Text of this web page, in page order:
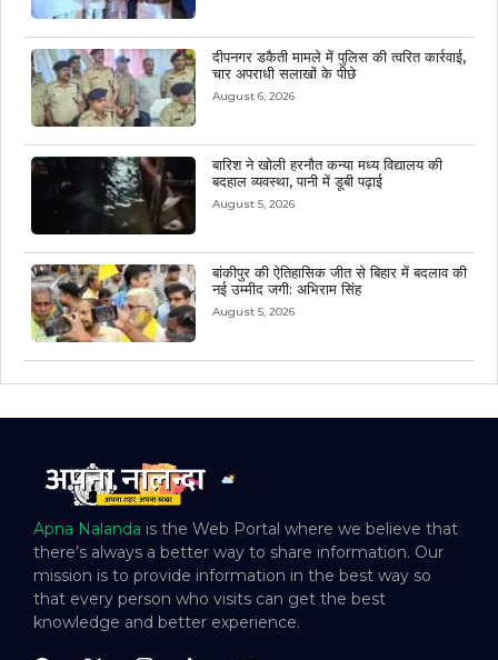
दीपनगर डकैती मामले में पुलिस की त्वरित कार्रवाई,
चार अपराधी सलाखों के पीछे
August 6, 2026
बारिश ने खोली हरनौत कन्या मध्य विद्यालय की
बदहाल व्यवस्था, पानी में डूबी पढ़ाई
August 5, 2026
बांकीपुर की ऐतिहासिक जीत से बिहार में बदलाव की
नई उम्मीद जगी: अभिराम सिंह
August 5, 2026
Apna Nalanda is the Web Portal where we believe that
there’s always a better way to share information. Our
mission is to provide information in the best way so
that every person who visits can get the best
knowledge and better experience.